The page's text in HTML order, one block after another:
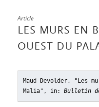
Article
LES MURS EN
OUEST DU
Maud Devolder, "Les
Malia" , in: Bulletin